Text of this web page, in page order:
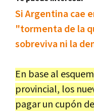
Si Argentina cae
"tormenta de la
sobreviva ni la
En base al
provincial, los
pagar un cupón